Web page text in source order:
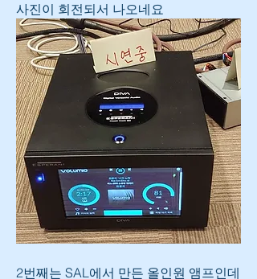
사진이 회전되서 나오네요
2번째는 SAL에서 만든 올인원 앰프인데